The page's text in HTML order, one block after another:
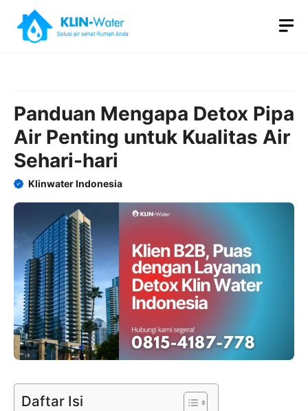
content
Panduan Mengapa Detox Pipa
Air Penting untuk Kualitas Air
Sehari-hari
Klinwater Indonesia
Daftar Isi